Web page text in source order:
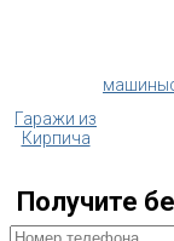
Гаражи из
Кирпича
машины
Получите